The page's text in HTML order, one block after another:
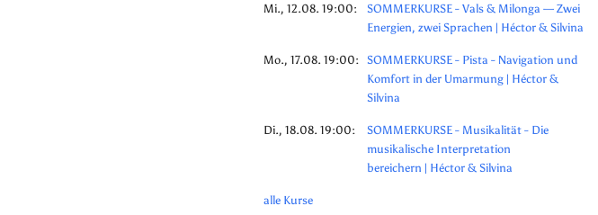
Mi., 12.08. 19:00:
SOMMERKURSE - Vals & Milonga — Zwei
Energien, zwei Sprachen | Héctor & Silvina
Mo., 17.08. 19:00: SOMMERKURSE - Pista - Navigation und
Komfort in der Umarmung | Héctor &
Silvina
Di., 18.08. 19:00:
SOMMERKURSE - Musikalität - Die
musikalische Interpretation
bereichern | Héctor & Silvina
alle Kurse